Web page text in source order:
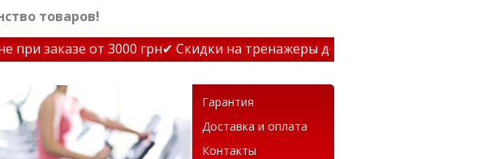
товаров!
заказе от 3000 грн✔ Скидки на тренажеры до 15% Звони! ✔ Бесплатная
Гарантия
Доставка и оплата
Контакты